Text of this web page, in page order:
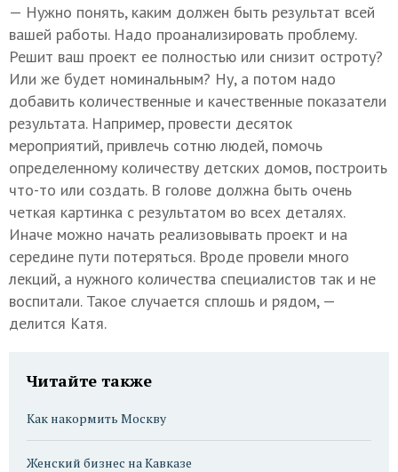
— Нужно понять, каким должен быть результат всей
вашей работы. Надо проанализировать проблему.
Решит ваш проект ее полностью или снизит остроту?
Или же будет номинальным? Ну, а потом надо
добавить количественные и качественные показатели
результата. Например, провести десяток
мероприятий, привлечь сотню людей, помочь
определенному количеству детских домов, построить
что-то или создать. В голове должна быть очень
четкая картинка с результатом во всех деталях.
Иначе можно начать реализовывать проект и на
середине пути потеряться. Вроде провели много
лекций, а нужного количества специалистов так и не
воспитали. Такое случается сплошь и рядом, —
делится Катя.
Читайте также
Как накормить Москву
Женский бизнес на Кавказе